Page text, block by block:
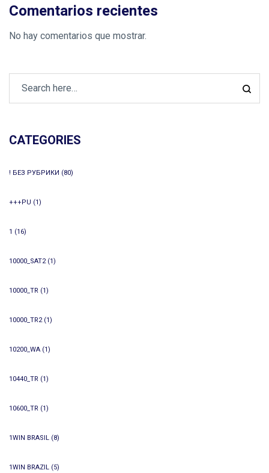
Comentarios recientes
No hay comentarios que mostrar.
CATEGORIES
! БЕЗ РУБРИКИ (80)
+++PU (1)
1 (16)
10000_SAT2(1)
10000_TR (1)
10000_TR2(1)
10200_WA (1)
10440_TR (1)
10600_TR (1)
1WIN BRASIL (8)
1WIN BRAZIL (5)